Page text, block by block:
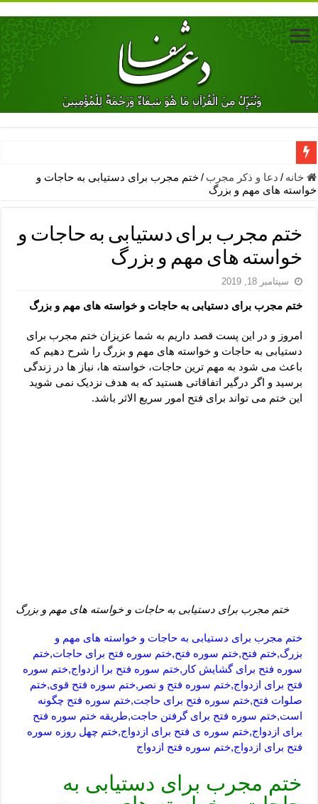
دعای جلب محبت فوری معشوق – دعای جلب محبت شوهر
دعای مشکل گشا برای رفع فقر – ذکرهای روزی‌ بخش
معجزات دعای یا من اظهر الجمیل – دعای یا من اظهر الجمیل برای
مهم ترین اذکار الهی و فضیلت آن ها – ذکر مخصوص مستجاب الدعوه
دعا برای ترس بچه ها در خواب – دعای ترس و بی خوابی کودکان
لا حول ولا قوة الا بالله برای چشم زخم – دعای چشم زخم ماشاالله
دعای قوی رفع ترس – دعای مجرب برای آرامش قلب و رفع اضطراب
دعا برای پولدار شدن در یک روز – دعای ثروت حضرت سلیمان
خانه / دعا و ذکر مجرب /ختم مجرب برای دستیابی به حاجات و
خواسته های مهم و بزرگ
ختم مجرب برای دستیابی به حاجات و
خواسته های مهم و بزرگ
سپتامبر 18, 2019
ختم مجرب برای دستیابی به حاجات و خواسته های مهم و بزرگ
امروز و در این پست قصد داریم به شما عزیزان ختم مجرب برای
دستیابی به حاجات و خواسته های مهم و بزرگ را شرح دهیم که
باعث می شود به مهم ترین حاجات، خواسته ها، نیاز ها در زندگی
برسید و اگر درگیر اتفاقاتی هستید که به هدف نزدیک نمی شوید
این ختم می تواند برای فتح امور سریع الاثر باشد.
ختم مجرب برای دستیابی به حاجات و خواسته های مهم و بزرگ
ختم مجرب برای دستیابی به حاجات و خواسته های مهم و
بزرگ,ختم فتح,ختم سوره فتح,ختم سوره فتح برای حاجات,ختم
سوره فتح برای گشایش کار,ختم سوره فتح برا ازدواج,ختم سوره
فتح برای ازدواج,ختم سوره فتح و نصر,ختم سوره فتح قوی,ختم
صلوات فتح,ختم سوره فتح برای حاجت,ختم سوره فتح چگونه
است,ختم سوره فتح برای گرفتن حاجت,طریقه ختم سوره فتح
برای ازدواج,ختم سوره ی فتح برای ازدواج,ختم چهل روزه سوره
فتح برای ازدواج,ختم سوره فتح ازدواج
ختم مجرب برای دستیابی به